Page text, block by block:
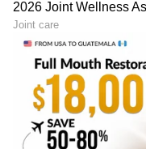
ಮಾನದಂಡಗಳನ್ನು
ರಸ್ತೆಗಳನ್ನು
ಇಡಲಾಗಿದೆ.